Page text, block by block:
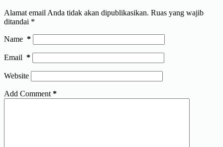
Alamat email Anda tidak akan dipublikasikan. Ruas yang wajib
ditandai *
Name *
Email *
Website
Add Comment *